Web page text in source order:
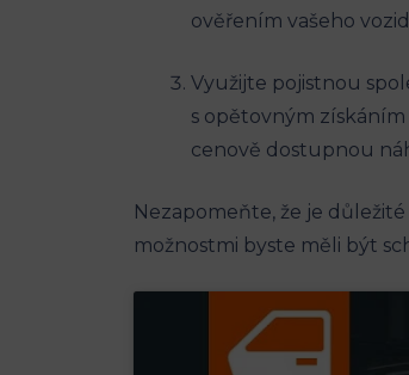
ověřením vašeho
Využijte pojistnou
s opětovným
cenově dostupnou
Nezapomeňte, že je
možnostmi byste měli být